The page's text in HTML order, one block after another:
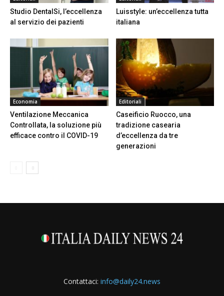
Studio DentalSi, l’eccellenza
al servizio dei pazienti
Luisstyle: un’eccellenza tutta
italiana
Economia
Ventilazione Meccanica
Controllata, la soluzione più
efficace contro il COVID-19
Editoriali
Caseificio Ruocco, una
tradizione casearia
d’eccellenza da tre
generazioni
Contattaci: info@daily24.news